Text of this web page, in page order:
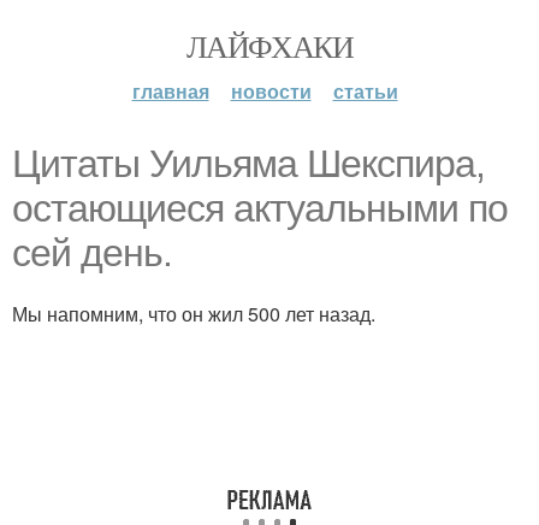
ЛАЙФХАКИ
главная новости статьи
Цитаты Уильяма Шекспира,
остающиеся актуальными по
сей день.
Мы напомним, что он жил 500 лет назад.